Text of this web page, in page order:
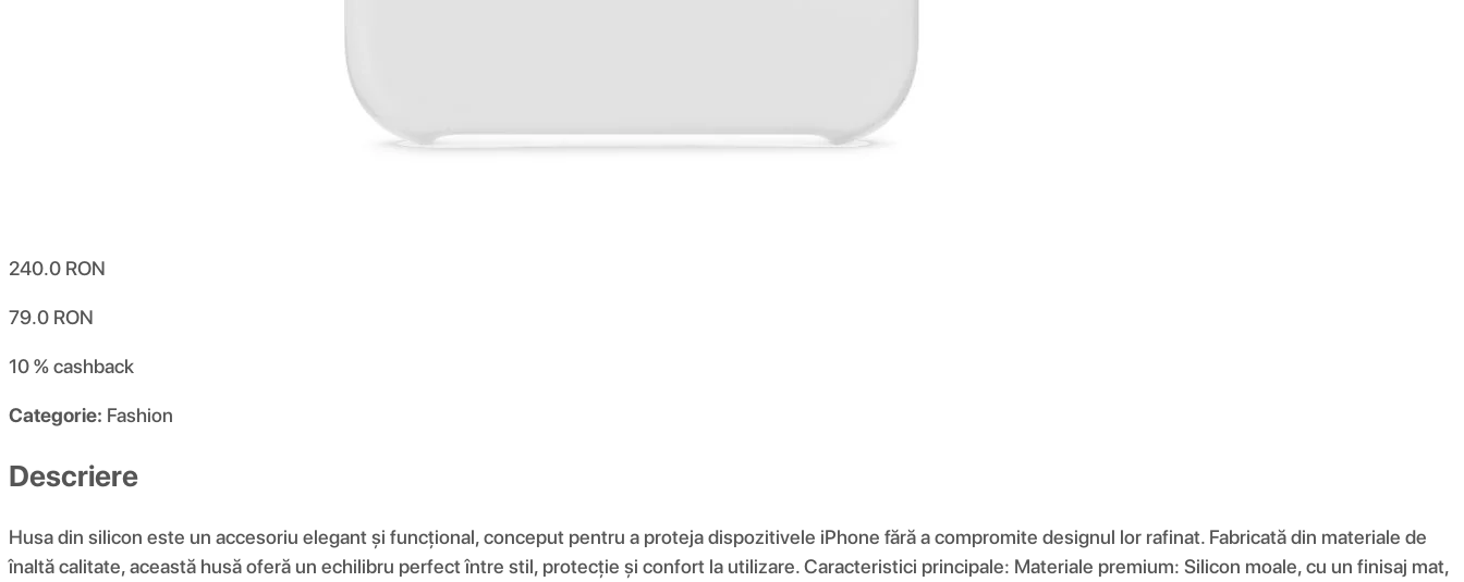
240.0 RON
79.0 RON
10 %cashback
Categorie: Fashion
Descriere
Husa din silicon este un accesoriu elegant și funcțional, conceput pentru a proteja dispozitivele iPhone fără a compromite designul lor rafinat. Fabricată din materiale de
înaltă calitate, această husă oferă un echilibru perfect între stil, protecție și confort la utilizare. Caracteristici principale: Materiale premium: Silicon moale, cu un finisaj mat,